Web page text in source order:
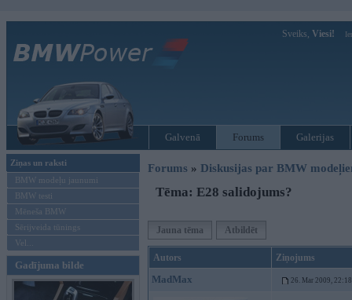
Sveiks, Viesi!
Galvenā Forums Galerijas
Ziņas un raksti
BMW modeļu jaunumi
BMW testi
Mēneša BMW
Sērijveida tūnings
Vel...
Gadījuma bilde
Forums » Diskusijas par BMW
Tēma: E28 salidojums?
Jauna tēma Atbildēt
Autors Ziņojums
MadMax 26. Mar 2009, 22:18